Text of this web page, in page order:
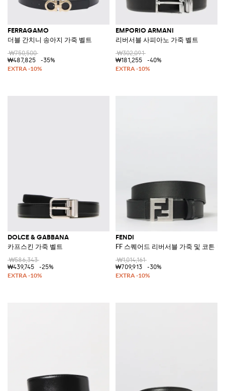
FERRAGAMO
더블 간치니 송아지 가죽 벨트
₩750,500
₩487,825
-35%
EMPORIO ARMANI
리버서블 사피아노 가죽 벨트
₩302,091
₩181,255
-40%
DOLCE & GABBANA
카프스킨 가죽 벨트
₩586,343
₩439,745
-25%
FENDI
FF 스퀘어드 리버서블 가죽 및 코튼 벨
₩1,014,161
₩709,913
-30%